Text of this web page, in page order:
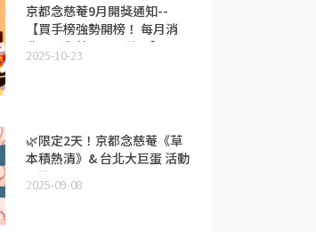
京都念慈菴9月開獎通知--
【買手榜強勢開榜！ 每月消
費王，你就是下一位！】
2025-10-23
🌿限定2天！京都念慈菴《草
本積熱清》& 台北大巨蛋 活動
開跑！
2025-09-08